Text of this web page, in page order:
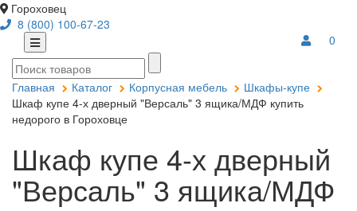
Гороховец
8 (800) 100-67-23
0
Главная Каталог Корпусная мебель
Шкафы-купе
Шкаф купе 4-х дверный "Версаль" 3 ящика/МДФ купить
недорого в Гороховце
Шкаф купе 4-х дверный
"Версаль" 3 ящика/МДФ